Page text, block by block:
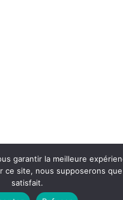
garantir la meilleure
ce site, nous supposerons
satisfait.